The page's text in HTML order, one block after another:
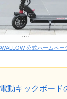
公式ホームペー
動キックボード